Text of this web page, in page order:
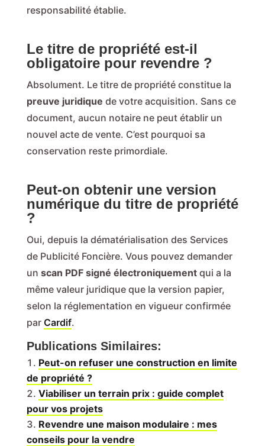
responsabilité établie.
Le titre de propriété est-il
obligatoire pour revendre ?
Absolument. Le titre de propriété constitue la
preuve juridique de votre acquisition. Sans ce
document, aucun notaire ne peut établir un
nouvel acte de vente. C’est pourquoi sa
conservation reste primordiale.
Peut-on obtenir une version
numérique du titre de propriété
?
Oui, depuis la dématérialisation des Services
de Publicité Foncière. Vous pouvez demander
un scan PDF signé électroniquementqui a la
même valeur juridique que la version papier,
selon la réglementation en vigueur confirmée
par Cardif.
Publications Similaires:
Peut-on refuser une construction en limite
de propriété ?
Viabiliser un terrain prix : guide complet
pour vos projets
Revendre une maison modulaire : mes
conseils pour la vendre